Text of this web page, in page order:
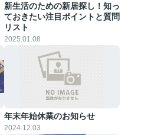
新生活のための新居探し！知っ
ておきたい注目ポイントと質問
リスト
2025.01.08
年末年始休業のお知らせ
2024.12.03